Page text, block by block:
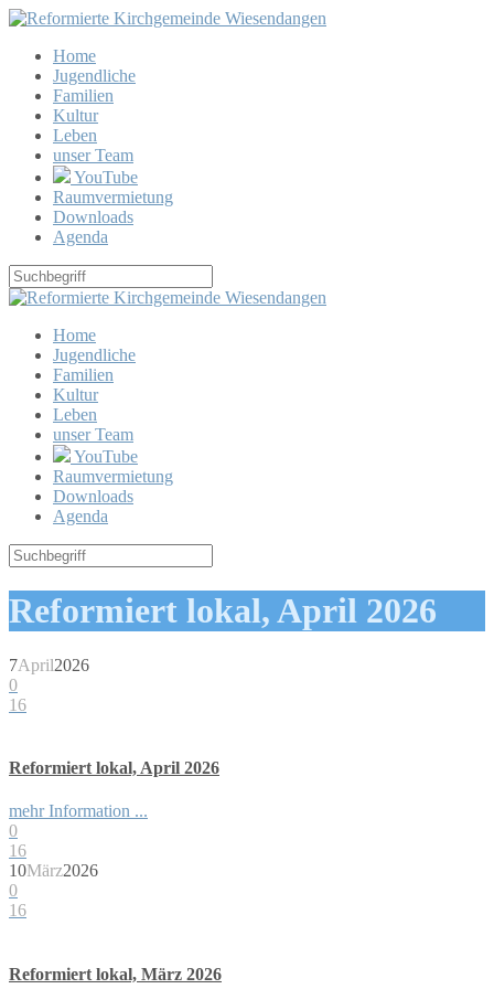
Home
Jugendliche
Familien
Kultur
Leben
unser Team
YouTube
Raumvermietung
Downloads
Agenda
Home
Jugendliche
Familien
Kultur
Leben
unser Team
YouTube
Raumvermietung
Downloads
Agenda
Reformiert lokal, April 2026
7April2026
0
16
Reformiert lokal, April 2026
mehr Information ...
0
16
10März2026
0
16
Reformiert lokal, März 2026